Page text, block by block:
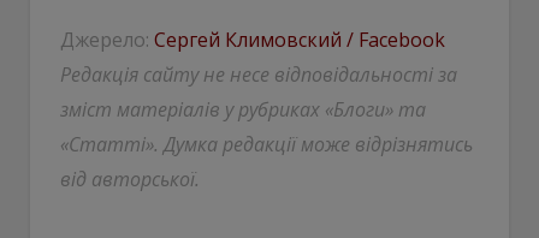
Джерело: Сергей Климовский / Facebook
Редакція сайту не несе відповідальності за
зміст матеріалів у рубриках «Блоги» та
«Статті». Думка редакції може відрізнятись
від авторської.